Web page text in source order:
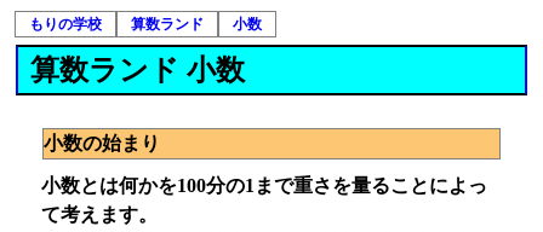
もりの学校 算数ランド 小数
算数ランド 小数
小数の始まり
小数とは何かを100分の1まで重さを量ることによっ
て考えます。